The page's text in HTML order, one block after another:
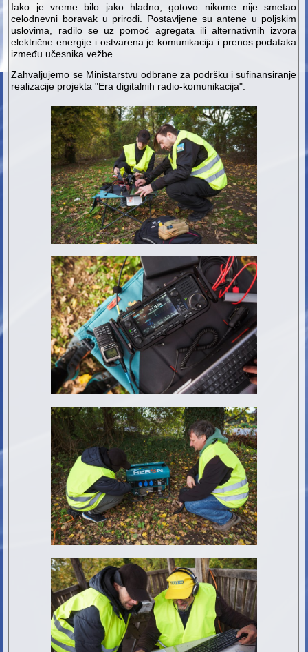
Iako je vreme bilo jako hladno, gotovo nikome nije smetao
celodnevni boravak u prirodi. Postavljene su antene u poljskim
uslovima, radilo se uz pomoć agregata ili alternativnih izvora
električne energije i ostvarena je komunikacija i prenos podataka
između učesnika vežbe.
Zahvaljujemo se Ministarstvu odbrane za podršku i sufinansiranje
realizacije projekta "Era digitalnih radio-komunikacija".